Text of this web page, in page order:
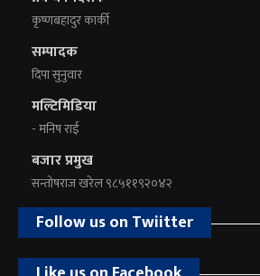
कृष्णबहादुर कार्की
सम्पादक
दिपा सुनुवार
मल्टिमिडिया
- मनिष राई
बजार प्रमुख
सन्तोषराज खरेल ९८५११९२०४२
Follow us on Twiitter